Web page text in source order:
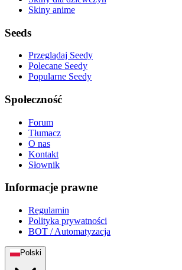
Skiny anime
Seeds
Przeglądaj Seedy
Polecane Seedy
Popularne Seedy
Społeczność
Forum
Tłumacz
O nas
Kontakt
Słownik
Informacje prawne
Regulamin
Polityka prywatności
BOT / Automatyzacja
Polski